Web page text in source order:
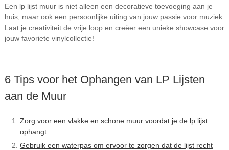
Een lp lijst muur is niet alleen een decoratieve toevoeging aan je
huis, maar ook een persoonlijke uiting van jouw passie voor muziek.
Laat je creativiteit de vrije loop en creëer een unieke showcase voor
jouw favoriete vinylcollectie!
6 Tips voor het Ophangen van LP Lijsten
aan de Muur
Zorg voor een vlakke en schone muur voordat je de lp lijst
ophangt.
Gebruik een waterpas om ervoor te zorgen dat de lijst recht